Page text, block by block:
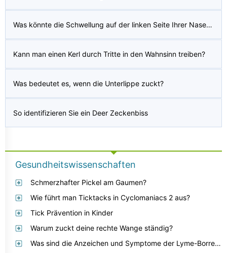
Was könnte die Schwellung auf der linken Seite Ihrer Nase bedeuten?
Kann man einen Kerl durch Tritte in den Wahnsinn treiben?
Was bedeutet es, wenn die Unterlippe zuckt?
So identifizieren Sie ein Deer Zeckenbiss
Gesundheitswissenschaften
Schmerzhafter Pickel am Gaumen?
Wie führt man Ticktacks in Cyclomaniacs 2 aus?
Tick ​​Prävention in Kinder
Warum zuckt deine rechte Wange ständig?
Was sind die Anzeichen und Symptome der Lyme-Borreliose vs ALS